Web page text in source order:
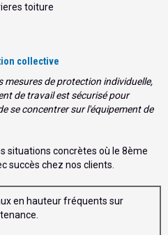
collective
mesures de protection individuelle,
de travail est sécurisé pour
se concentrer sur l'équipement de
situations concrètes où le 8ème
succès chez nos clients.
en hauteur fréquents sur